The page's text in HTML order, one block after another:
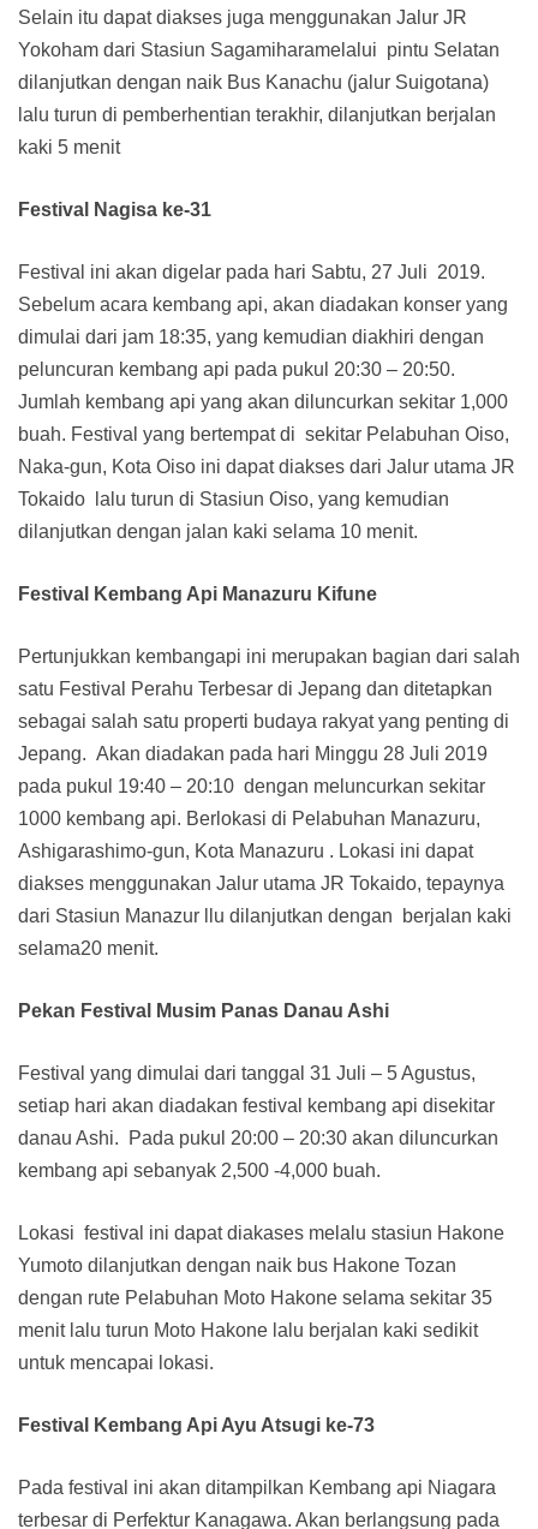
Selain itu dapat diakses juga menggunakan Jalur JR
Yokoham dari Stasiun Sagamiharamelalui pintu Selatan
dilanjutkan dengan naik Bus Kanachu (jalur Suigotana)
lalu turun di pemberhentian terakhir, dilanjutkan berjalan
kaki 5 menit
Festival Nagisa ke-31
Festival ini akan digelar pada hari Sabtu, 27 Juli 2019.
Sebelum acara kembang api, akan diadakan konser yang
dimulai dari jam 18:35, yang kemudian diakhiri dengan
peluncuran kembang api pada pukul 20:30 – 20:50.
Jumlah kembang api yang akan diluncurkan sekitar 1,000
buah. Festival yang bertempat di sekitar Pelabuhan Oiso,
Naka-gun, Kota Oiso ini dapat diakses dari Jalur utama JR
Tokaido lalu turun di Stasiun Oiso, yang kemudian
dilanjutkan dengan jalan kaki selama 10 menit.
Festival Kembang Api Manazuru Kifune
Pertunjukkan kembangapi ini merupakan bagian dari salah
satu Festival Perahu Terbesar di Jepang dan ditetapkan
sebagai salah satu properti budaya rakyat yang penting di
Jepang. Akan diadakan pada hari Minggu 28 Juli 2019
pada pukul 19:40 – 20:10 dengan meluncurkan sekitar
1000 kembang api. Berlokasi di Pelabuhan Manazuru,
Ashigarashimo-gun, Kota Manazuru . Lokasi ini dapat
diakses menggunakan Jalur utama JR Tokaido, tepaynya
dari Stasiun Manazur llu dilanjutkan dengan berjalan kaki
selama20 menit.
Pekan Festival Musim Panas Danau Ashi
Festival yang dimulai dari tanggal 31 Juli – 5 Agustus,
setiap hari akan diadakan festival kembang api disekitar
danau Ashi. Pada pukul 20:00 – 20:30 akan diluncurkan
kembang api sebanyak 2,500 -4,000 buah.
Lokasi festival ini dapat diakases melalu stasiun Hakone
Yumoto dilanjutkan dengan naik bus Hakone Tozan
dengan rute Pelabuhan Moto Hakone selama sekitar 35
menit lalu turun Moto Hakone lalu berjalan kaki sedikit
untuk mencapai lokasi.
Festival Kembang Api Ayu Atsugi ke-73
Pada festival ini akan ditampilkan Kembang api Niagara
terbesar di Perfektur Kanagawa. Akan berlangsung pada